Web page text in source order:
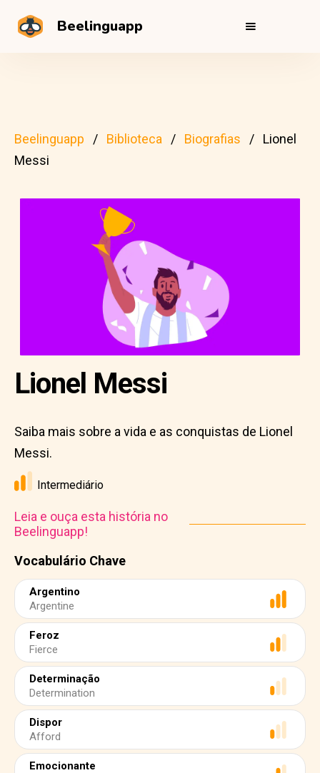
Beelinguapp
Beelinguapp Biblioteca Biografias
Lionel
Messi
Vocabulário Chave
Argentino
Argentine
Feroz
Fierce
Determinação
Determination
Dispor
Afford
Emocionante
Lionel Messi
Saiba mais sobre a vida e as conquistas de Lionel
Messi.
Intermediário
Leia e ouça esta história no
Beelinguapp!